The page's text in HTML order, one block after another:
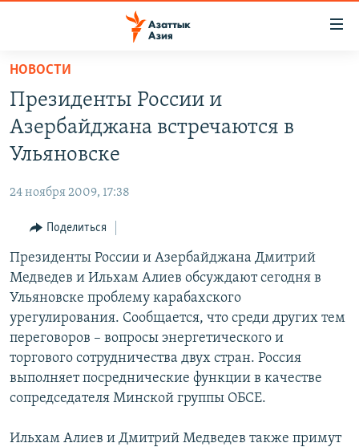
Вернуться
основному
содержанию
Вернутся
главной
навигации
Вернутся
поиску
КАЗАХСТАН
ТАДЖИКИСТАН
НОВОСТИ
ВОЙНА В УКРАИНЕ
ҚАЗАҚША
КЫРГЫЗЧА
ЎЗБЕКЧА
ТОҶИКӢ
TÜRKMENÇE
Все сайты РСЕ/РС
НОВОСТИ
Президенты России и
Азербайджана встречаются в
Ульяновске
24 ноября 2009, 17:38
Поделиться
Президенты России и Азербайджана Дмитрий
Медведев и Ильхам Алиев обсуждают сегодня в
Ульяновске проблему карабахского
урегулирования. Сообщается, что среди других тем
переговоров – вопросы энергетического и
торгового сотрудничества двух стран. Россия
выполняет посреднические функции в качестве
сопредседателя Минской группы ОБСЕ.
Ильхам Алиев и Дмитрий Медведев также примут